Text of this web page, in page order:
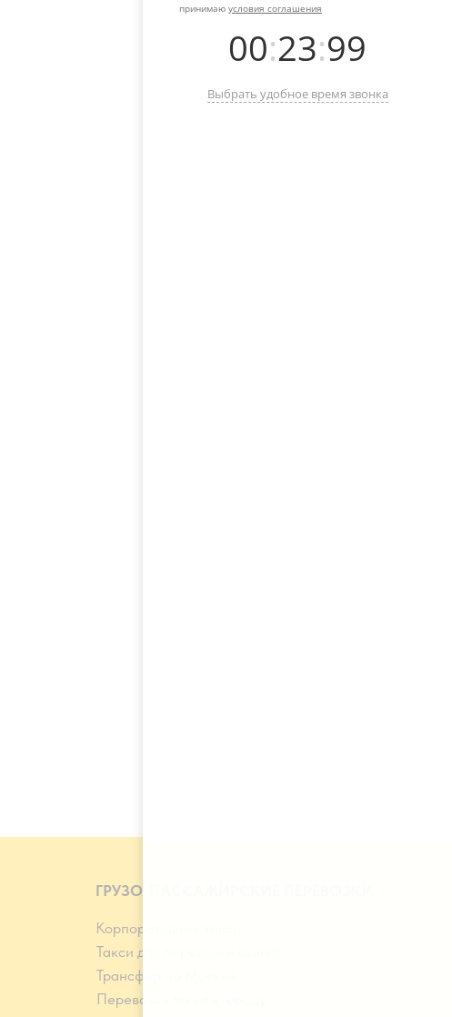
ГРУЗО-ПАССАЖИРСКИЕ ПЕРЕВОЗКИ
Корпоративное такси
Такси для перевозки вещей
Трансфер по Москве
Перевозки по межгороду
принимаю условия соглашения
00:23:99
Выбрать удобное время звонка